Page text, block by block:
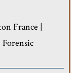
France |
Forensic